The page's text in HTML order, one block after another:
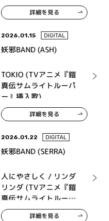
詳細を見る
2026.01.15 DIGITAL
妖邪BAND (ASH)
TOKIO (TVアニメ『鎧
真伝サムライトルーパ
ー』挿入歌)
詳細を見る
2026.01.22 DIGITAL
妖邪BAND (SERRA)
人にやさしく / リンダ
リンダ (TVアニメ『鎧
真伝サムライトルーパ
ー』挿入歌)
詳細を見る